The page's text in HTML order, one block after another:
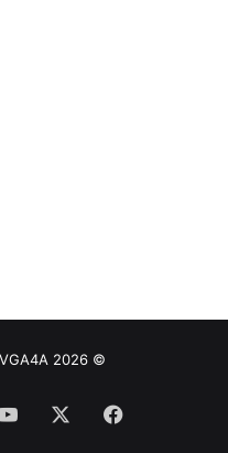
© VGA4A 2026, جميع الحقوق محفوظة
فيسبوك